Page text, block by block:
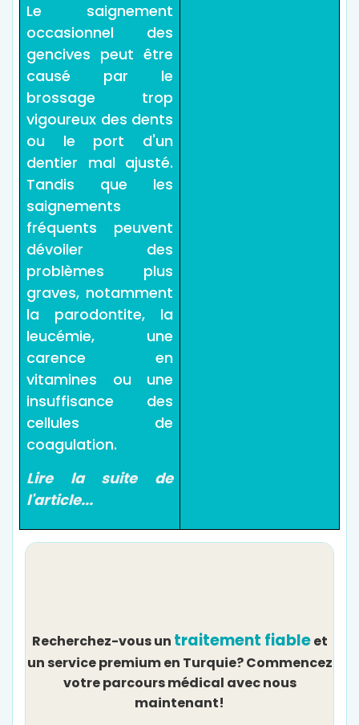
Le saignement
occasionnel des
gencives peut être
causé par le
brossage trop
vigoureux des dents
ou le port d'un
dentier mal ajusté.
Tandis que les
saignements
fréquents peuvent
dévoiler des
problèmes plus
graves, notamment
la parodontite, la
leucémie, une
carence en
vitamines ou une
insuffisance des
cellules de
coagulation.
Lire la suite de
l'article...
Recherchez-vous un traitement fiableet
un service premium en Turquie? Commencez
votre parcours médical avec nous
maintenant!